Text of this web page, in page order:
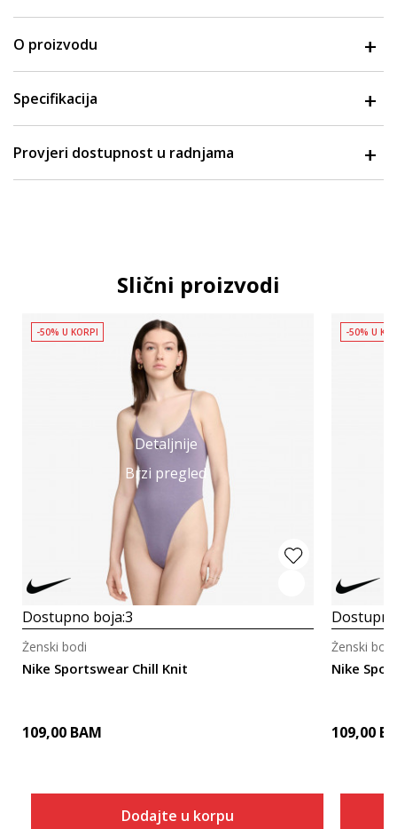
O proizvodu
Specifikacija
Provjeri dostupnost u radnjama
Slični proizvodi
Detaljnije
Brzi pregled
-50% U KORPI
Dostupno boja:3
Nike Sportswear Chill Knit
Ženski bodi
109,00 BAM
Dodajte u korpu
-50% U
Nike
Ženski bodi
109,00